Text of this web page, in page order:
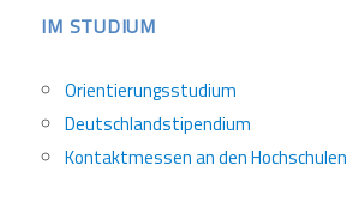
IM STUDIUM
Orientierungsstudium
Deutschlandstipendium
Kontaktmessen an den Hochschulen